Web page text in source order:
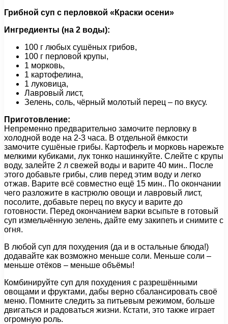
Грибной суп с перловкой «Краски осени»
Ингредиенты (на 2 воды):
100 г любых сушёных грибов,
100 г перловой крупы,
1 морковь,
1 картофелина,
1 луковица,
Лавровый лист,
Зелень, соль, чёрный молотый перец – по вкусу.
Приготовление:
Непременно предварительно замочите перловку в
холодной воде на 2-3 часа. В отдельной ёмкости
замочите сушёные грибы. Картофель и морковь нарежьте
мелкими кубиками, лук тонко нашинкуйте. Слейте с крупы
воду, залейте 2 л свежей воды и варите 40 мин.. После
этого добавьте грибы, слив перед этим воду и легко
отжав. Варите всё совместно ещё 15 мин.. По окончании
чего разложите в кастрюлю овощи и лавровый лист,
посолите, добавьте перец по вкусу и варите до
готовности. Перед окончанием варки всыпьте в готовый
суп измельчённую зелень, дайте ему закипеть и снимите с
огня.
В любой суп для похудения (да и в остальные блюда!)
додавайте как возможно меньше соли. Меньше соли –
меньше отёков – меньше объёмы!
Комбинируйте суп для похудения с разрешёнными
овощами и фруктами, дабы верно сбалансировать своё
меню. Помните следить за питьевым режимом, больше
двигаться и радоваться жизни. Кстати, это также играет
огромную роль.